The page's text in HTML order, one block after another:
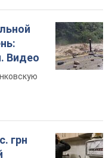
Видео
грн